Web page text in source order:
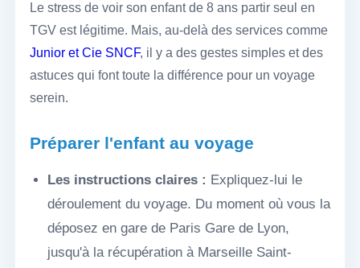
Le stress de voir son enfant de 8 ans partir seul en
TGV est légitime. Mais, au-delà des services comme
Junior et Cie SNCF, il y a des gestes simples et des
astuces qui font toute la différence pour un voyage
serein.
Préparer l'enfant au voyage
Les instructions claires : Expliquez-lui le
déroulement du voyage. Du moment où vous la
déposez en gare de Paris Gare de Lyon,
jusqu'à la récupération à Marseille Saint-